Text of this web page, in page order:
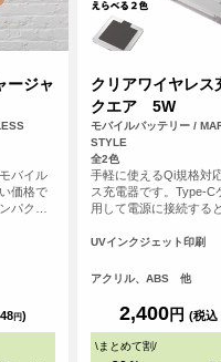
ージャ
バイル
価格で
パクト
は残量
す。ま
です。
属して
ブルを
円)
クリアワイヤレス
クエア 5W
モバイルバッテリー /
STYLE
全2色
手軽に使えるQi規格対
ス充電器です。Type-C
用して電源に接続する
青いライトが輝き、外
美しく彩ります。
UVインクジェット印刷
アクリル、ABS 他
2,400円 (税込
\まとめて割/